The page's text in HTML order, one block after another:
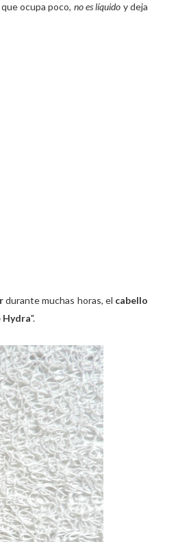
que ocupa poco, no es líquido y deja
durante muchas horas, el cabello
".